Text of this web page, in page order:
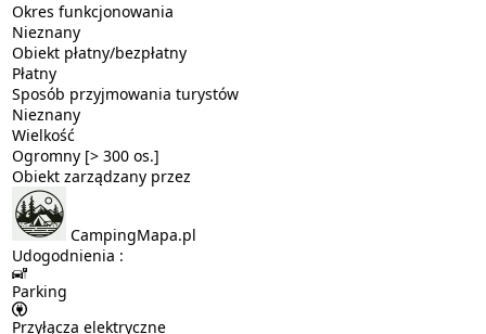
Okres funkcjonowania
Nieznany
Obiekt płatny/bezpłatny
Płatny
Sposób przyjmowania turystów
Nieznany
Wielkość
Ogromny [> 300 os.]
Obiekt zarządzany przez
CampingMapa.pl
Udogodnienia :
Parking
Przyłącza elektryczne